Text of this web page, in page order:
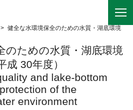
> 健全な水環境保全のための水質・湖底環境
のための水質・湖底環境
成 30年度）
and lake-bottom
of the
environment